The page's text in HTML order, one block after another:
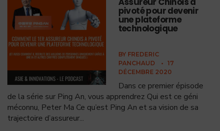
pivoté pour devenir
une plateforme
technologique
BY FREDERIC
PANCHAUD
• 17
DÉCEMBRE 2020
Dans ce premier épisode
de la série sur Ping An, vous apprendrez Qui est ce géni
méconnu, Peter Ma Ce qu’est Ping An et sa vision de sa
trajectoire d’assureur...